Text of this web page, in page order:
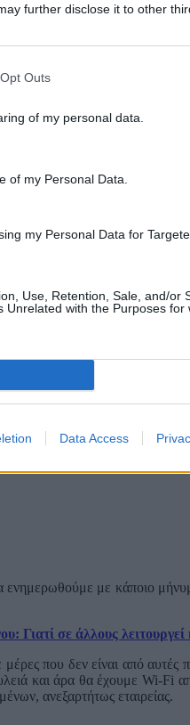
further disclose it to other
Outs
of my personal data.
of my Personal Data.
my Personal Data for
Use, Retention, Sale, and/or
Unrelated with the Purposes for
Data Access
ενημερωθούμε με κάποιο
Γιατί σε άλλους λειτουργεί
που δεν είναι από
και άρα θα έχουμε Wi-Fi
ανεξαρτήτως εταιρείας.